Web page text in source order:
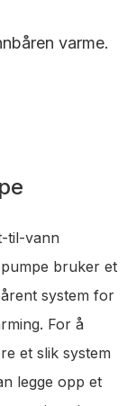
varme.
til-vann
bruker et
system for
For å
et slik system
legge opp et